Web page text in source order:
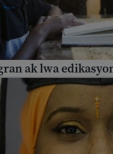
ak lwa
- kijan pou